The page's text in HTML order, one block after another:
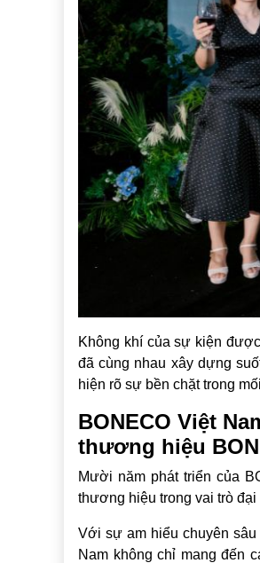
Không khí của sự kiện
đã cùng nhau xây dựng
hiện rõ sự bền chặt trong
BONECO Việt
thương hiệu
Mười năm phát triển của
thương hiệu trong vai trò
Với sự am hiểu chuyên
Nam không chỉ mang đến